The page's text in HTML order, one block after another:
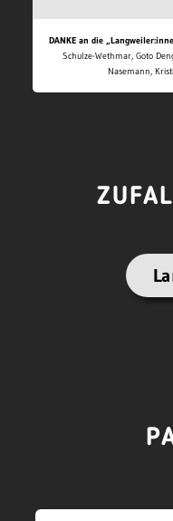
DANKE an die
Schulze-Wethmar, Goto
Nasemann,